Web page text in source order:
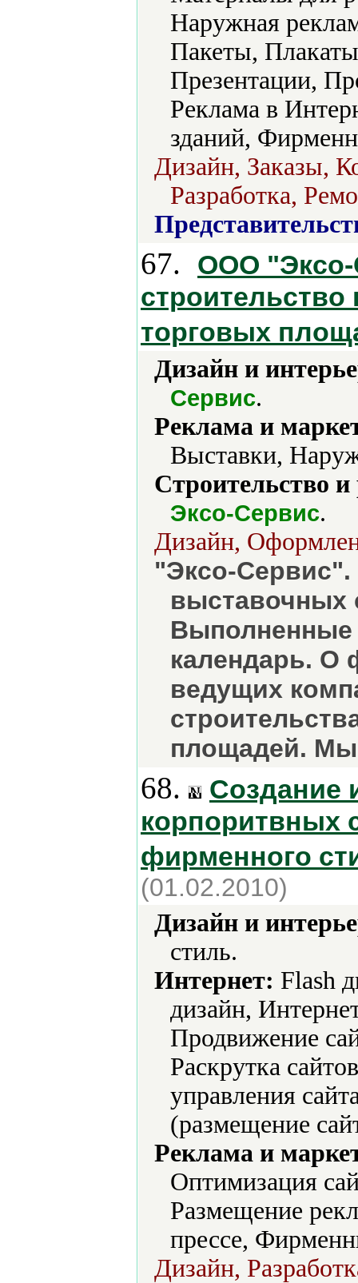
Наружная
Пакеты,
Презентации,
Реклама в
зданий,
Дизайн, Заказы,
Разработка,
67.
ООО "Эксо-
торговых
Дизайн и
Сервис.
Реклама и
Выставки,
Строительство
Эксо-Сервис.
Дизайн,
"Эксо-Сервис".
выставочных
календарь. О
ведущих
площадей. Мы
68.
Создание
корпоритвных
фирменного
(01.02.2010)
Дизайн и
стиль.
Интернет: Flash
дизайн,
Продвижение
Раскрутка
управления
(размещение
Реклама и
Оптимизация
Размещение
прессе,
Дизайн,